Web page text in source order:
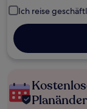
Ich reise